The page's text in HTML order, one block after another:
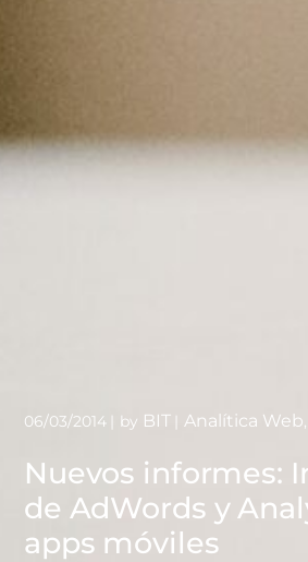
Nuevos informes:
de AdWords y
apps móviles
06/03/2014 by BIT Analítica Web,